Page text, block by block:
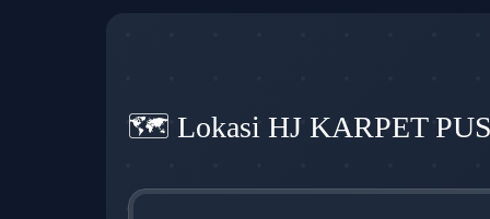
🗺️ Lokasi HJ KARPET